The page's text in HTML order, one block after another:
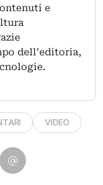
e
dell’editoria,
VIDEO
Pinterest
su WhatsApp
Condividi su Email